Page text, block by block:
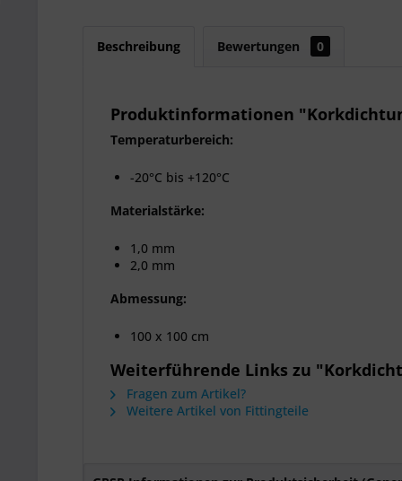
Beschreibung Bewertungen 0
Produktinformationen
Temperaturbereich:
-20°C bis +120°C
Materialstärke:
1,0 mm
2,0 mm
Abmessung:
100 x 100 cm
Weiterführende Links zu
Fragen zum Artikel?
Weitere Artikel von Fittingteile